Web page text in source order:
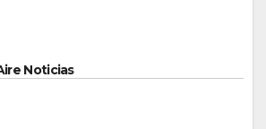
Noticias